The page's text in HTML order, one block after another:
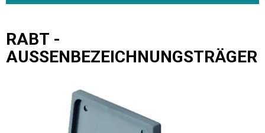
RABT -
AUSSENBEZEICHNUNGSTRÄGER